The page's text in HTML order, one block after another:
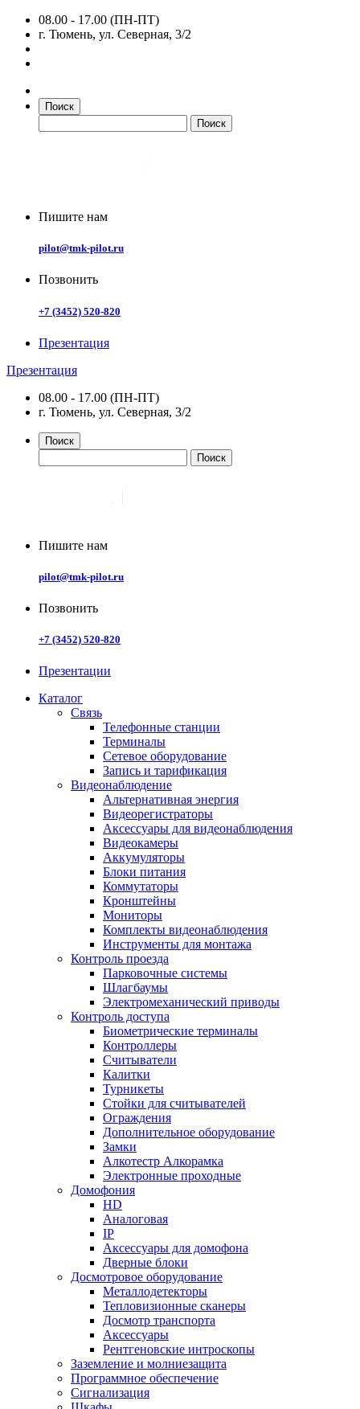
08.00 - 17.00 (ПН-ПТ)
г. Тюмень, ул. Северная, 3/2
Поиск
Пишите нам
pilot@tmk-pilot.ru
Позвонить
+7 (3452) 520-820
Презентация
Презентация
08.00 - 17.00 (ПН-ПТ)
г. Тюмень, ул. Северная, 3/2
Поиск
Пишите нам
pilot@tmk-pilot.ru
Позвонить
+7 (3452) 520-820
Презентации
Каталог
Связь
Телефонные станции
Терминалы
Сетевое оборудование
Запись и тарификация
Видеонаблюдение
Альтернативная энергия
Видеорегистраторы
Аксессуары для видеонаблюдения
Видеокамеры
Аккумуляторы
Блоки питания
Коммутаторы
Кронштейны
Мониторы
Комплекты видеонаблюдения
Инструменты для монтажа
Контроль проезда
Парковочные системы
Шлагбаумы
Электромеханический приводы
Контроль доступа
Биометрические терминалы
Контроллеры
Считыватели
Калитки
Турникеты
Стойки для считывателей
Ограждения
Дополнительное оборудование
Замки
Алкотестр Алкорамка
Электронные проходные
Домофония
HD
Аналоговая
IP
Аксессуары для домофона
Дверные блоки
Досмотровое оборудование
Металлодетекторы
Тепловизионные сканеры
Досмотр транспорта
Аксессуары
Рентгеновские интроскопы
Заземление и молниезащита
Программное обеспечение
Сигнализация